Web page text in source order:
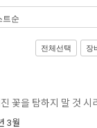
트순
전체선택 장
꽃을 탐하지 말 것 시
3월